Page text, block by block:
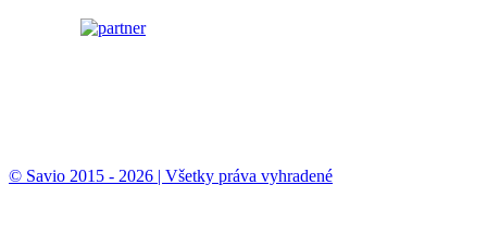
© Savio 2015 - 2026 | Všetky práva vyhradené